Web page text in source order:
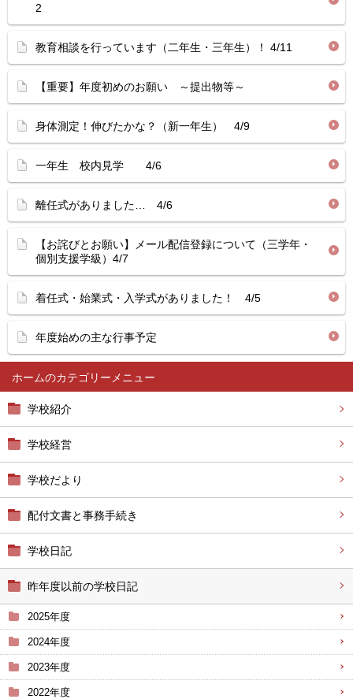
ホーム
学校紹介
学校経営
学校だより
配付文書と事務手続き
学校日記
昨年度以前の学校日記
2025年度
2024年度
2023年度
2022年度
2
教育相談を行っています（二年生・三年生）！ 4/11
【重要】年度初めのお願い ～提出物等～
身体測定！伸びたかな？（新一年生） 4/9
一年生 校内見学 4/6
離任式がありました… 4/6
【お詫びとお願い】メール配信登録について（三学年・
個別支援学級）4/7
着任式・始業式・入学式がありました！ 4/5
年度始めの主な行事予定